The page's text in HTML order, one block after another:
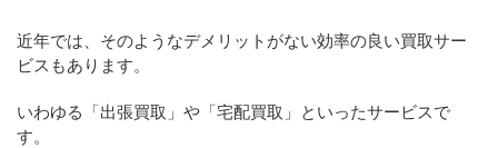
近年では、そのようなデメリットがない効率の良い買取サー
ビスもあります。
いわゆる「出張買取」や「宅配買取」といったサービスで
す。